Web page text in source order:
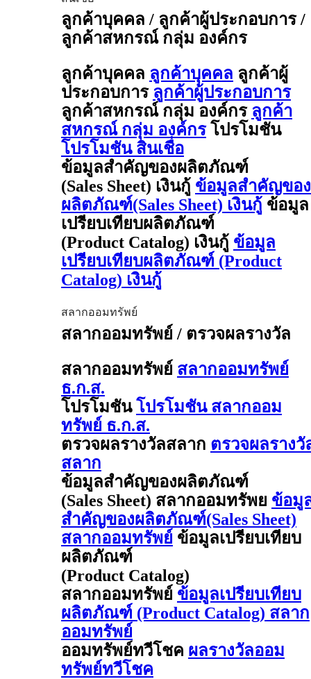
ลูกค้าบุคคล / ลูกค้าผู้ประกอบการ /
ลูกค้าสหกรณ์ กลุ่ม องค์กร
ลูกค้าบุคคล ลูกค้าบุคคล ลูกค้าผู้
ประกอบการ ลูกค้าผู้ประกอบการ
ลูกค้าสหกรณ์ กลุ่ม องค์กร ลูกค้า
สหกรณ์ กลุ่ม องค์กร โปรโมชัน
โปรโมชัน สินเชื่อ
ข้อมูลสำคัญของผลิตภัณฑ์
(Sales Sheet) เงินกู้ ข้อมูลสำคัญของ
ผลิตภัณฑ์(Sales Sheet) เงินกู้ ข้อมูล
เปรียบเทียบผลิตภัณฑ์
(Product Catalog) เงินกู้ ข้อมูล
เปรียบเทียบผลิตภัณฑ์ (Product
Catalog) เงินกู้
สลากออมทรัพย์
สลากออมทรัพย์ / ตรวจผลรางวัล
สลากออมทรัพย์ สลากออมทรัพย์
ธ.ก.ส.
โปรโมชัน โปรโมชัน สลากออม
ทรัพย์ ธ.ก.ส.
ตรวจผลรางวัลสลาก ตรวจผลรางวั
สลาก
ข้อมูลสำคัญของผลิตภัณฑ์
(Sales Sheet) สลากออมทรัพย ข้อมู
สำคัญของผลิตภัณฑ์(Sales Sheet)
สลากออมทรัพย์ ข้อมูลเปรียบเทียบ
ผลิตภัณฑ์
(Product Catalog)
สลากออมทรัพย์ ข้อมูลเปรียบเทียบ
ผลิตภัณฑ์ (Product Catalog) สลาก
ออมทรัพย์
ออมทรัพย์ทวีโชค ผลรางวัลออม
ทรัพย์ทวีโชค